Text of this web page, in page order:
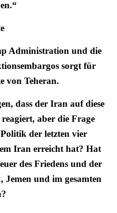
Administration und die
sorgt für
von Teheran.
dass der Iran auf diese
aber die Frage
der letzten vier
Iran erreicht hat? Hat
des Friedens und der
und im gesamten